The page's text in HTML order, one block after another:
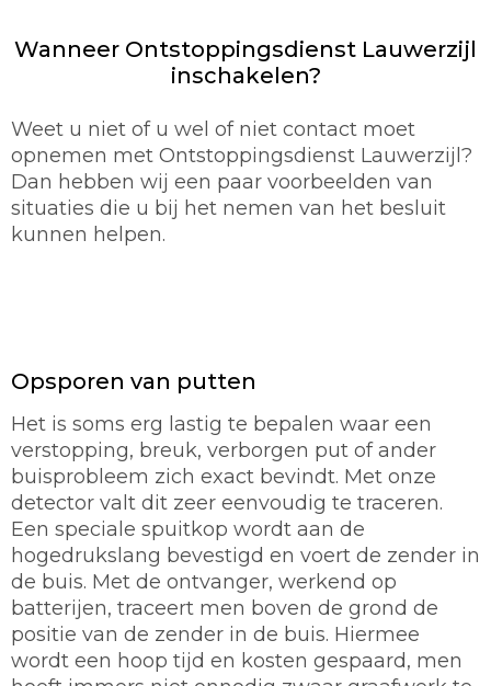
Wanneer Ontstoppingsdienst Lauwerzijl
inschakelen?
Weet u niet of u wel of niet contact moet
opnemen met Ontstoppingsdienst Lauwerzijl?
Dan hebben wij een paar voorbeelden van
situaties die u bij het nemen van het besluit
kunnen helpen.
Opsporen van putten
Het is soms erg lastig te bepalen waar een
verstopping, breuk, verborgen put of ander
buisprobleem zich exact bevindt. Met onze
detector valt dit zeer eenvoudig te traceren.
Een speciale spuitkop wordt aan de
hogedrukslang bevestigd en voert de zender in
de buis. Met de ontvanger, werkend op
batterijen, traceert men boven de grond de
positie van de zender in de buis. Hiermee
wordt een hoop tijd en kosten gespaard, men